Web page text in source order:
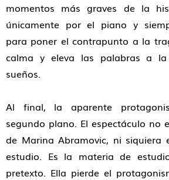
momentos más graves de la
únicamente por el piano y
para poner el contrapunto a la
calma y eleva las palabras a
sueños.
Al final, la aparente
segundo plano. El espectáculo no
de Marina Abramovic, ni siquiera
estudio. Es la materia de
pretexto. Ella pierde el